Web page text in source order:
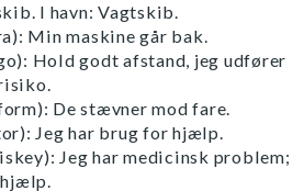
I havn: Vagtskib.
Min maskine går bak.
Hold godt afstand, jeg udfører
De stævner mod fare.
Jeg har brug for hjælp.
Jeg har medicinsk problem;